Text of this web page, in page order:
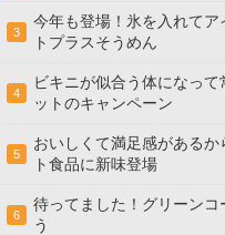
3
今年も登場！氷を入れて
トプラスそうめん
4
ビキニが似合う体になっ
ットのキャンペーン
5
おいしくて満足感がある
ト食品に新味登場
6
待ってました！グリーン
う